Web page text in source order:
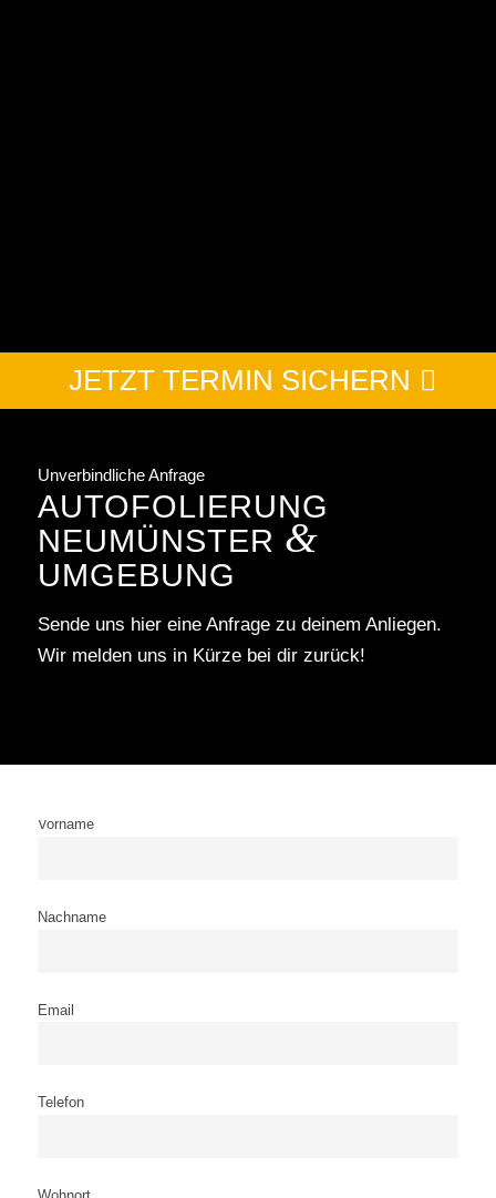
JETZT TERMIN SICHERN
Unverbindliche Anfrage
AUTOFOLIERUNG
NEUMÜNSTER &
UMGEBUNG
Sende uns hier eine Anfrage zu deinem Anliegen.
Wir melden uns in Kürze bei dir zurück!
Vorname
Nachname
Email
Telefon